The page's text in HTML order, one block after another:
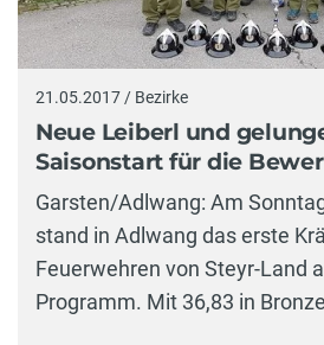
21.05.2017 / Bezirke
Neue Leiberl und
Saisonstart für die
Garsten/Adlwang: Am
stand in Adlwang das erste
Feuerwehren von Steyr-Land
Programm. Mit 36,83 in